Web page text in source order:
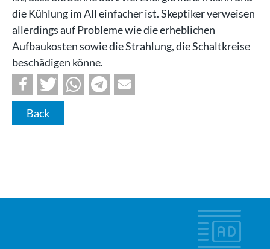
die Kühlung im All einfacher ist. Skeptiker verweisen
allerdings auf Probleme wie die erheblichen
Aufbaukosten sowie die Strahlung, die Schaltkreise
beschädigen könne.
Back